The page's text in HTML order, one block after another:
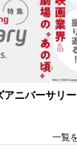
ニバーサリ
一覧